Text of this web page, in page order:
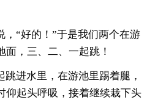
“好的！”于是我们两个在游
，三、二、一起跳！
进水里，在游池里踢着腿，
仰起头呼吸，接着继续栽下头